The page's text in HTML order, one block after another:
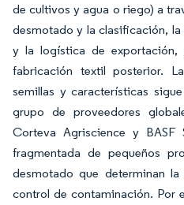
de cultivos y agua o riego) a
desmotado y la clasificación,
y la logística de
fabricación textil posterior.
semillas y características
grupo de proveedores
Corteva Agriscience y BASF
fragmentada de pequeños
desmotado que determinan
control de contaminación. Por